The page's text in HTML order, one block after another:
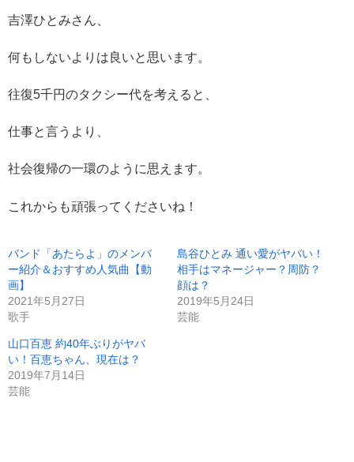
吉澤ひとみさん、
何もしないよりは良いと思います。
往復5千円のタクシー代を考えると、
仕事と言うより、
社会復帰の一環のように思えます。
これからも頑張ってくださいね！
バンド「あたらよ」のメンバ
ー紹介＆おすすめ人気曲【動
画】
2021年5月27日
歌手
島谷ひとみ 通い愛がヤバい！
相手はマネージャー？周防？
顔は？
2019年5月24日
芸能
山口百恵 約40年ぶりがヤバ
い！百恵ちゃん、現在は？
2019年7月14日
芸能